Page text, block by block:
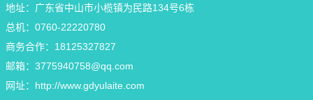
地址：广东省中山市小榄镇为民路134号6栋
总机：0760-22220780
商务合作：18125327827
邮箱： 3775940758@qq.com
网址： http://www.gdyulaite.com